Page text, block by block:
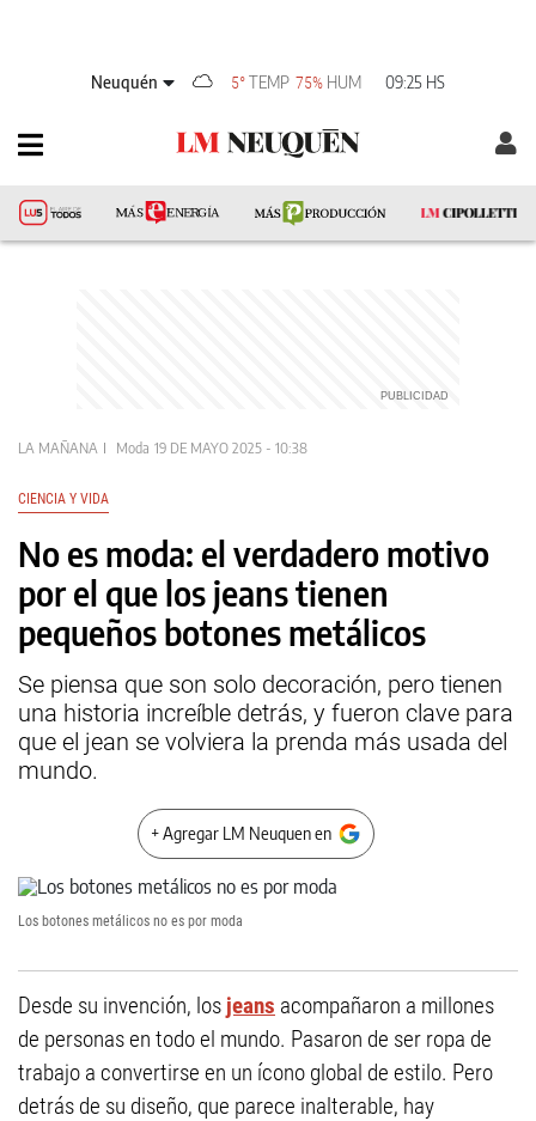
Neuquén 5° TEMP 75% HUM 09:25 HS
LA MAÑANA Moda 19 DE MAYO 2025 - 10:38
CIENCIA Y VIDA
No es moda: el verdadero motivo
por el que los jeans tienen
pequeños botones metálicos
Se piensa que son solo decoración, pero tienen
una historia increíble detrás, y fueron clave para
que el jean se volviera la prenda más usada del
mundo.
+ Agregar LM Neuquen en
Los botones metálicos no es por moda
Desde su invención, los jeans acompañaron a millones
de personas en todo el mundo. Pasaron de ser ropa de
trabajo a convertirse en un ícono global de estilo. Pero
detrás de su diseño, que parece inalterable, hay